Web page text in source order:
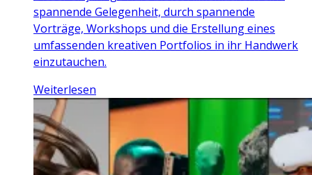
spannende Gelegenheit, durch spannende
Vorträge, Workshops und die Erstellung eines
umfassenden kreativen Portfolios in ihr Handwerk
einzutauchen.
Weiterlesen